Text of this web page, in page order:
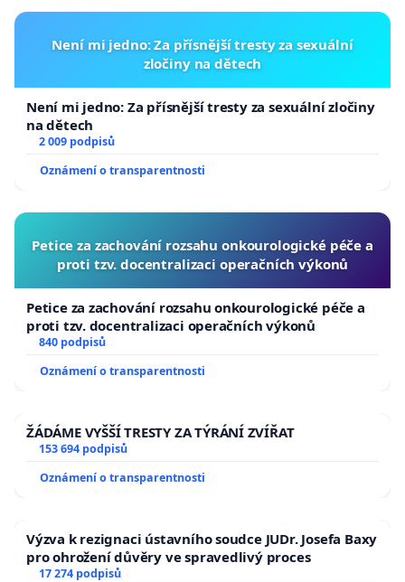
Není mi jedno: Za přísnější tresty za sexuální
zločiny na dětech
Není mi jedno: Za přísnější tresty za sexuální zločiny
na dětech
2 009 podpisů
Oznámení o transparentnosti
Petice za zachování rozsahu onkourologické péče a
proti tzv. docentralizaci operačních výkonů
Petice za zachování rozsahu onkourologické péče a
proti tzv. docentralizaci operačních výkonů
840 podpisů
Oznámení o transparentnosti
ŽÁDÁME VYŠŠÍ TRESTY ZA TÝRÁNÍ ZVÍŘAT
153 694 podpisů
Oznámení o transparentnosti
Výzva k rezignaci ústavního soudce JUDr. Josefa Baxy
pro ohrožení důvěry ve spravedlivý proces
17 274 podpisů